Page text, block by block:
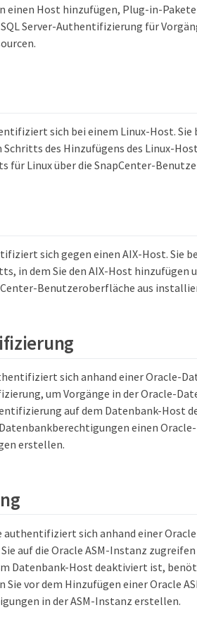
einen Host hinzufügen, Plug-in-
Server-Authentifizierung für
sich bei einem Linux-Host. Sie
des Hinzufügens des Linux-
für Linux über die SnapCenter-
sich gegen einen AIX-Host. Sie
in dem Sie den AIX-Host hinzufügen
Benutzeroberfläche aus
sich anhand einer Oracle-
um Vorgänge in der Oracle-
auf dem Datenbank-Host
einen
erstellen.
sich anhand einer
auf die Oracle ASM-Instanz
Datenbank-Host deaktiviert ist,
vor dem Hinzufügen einer Oracle
in der ASM-Instanz erstellen.